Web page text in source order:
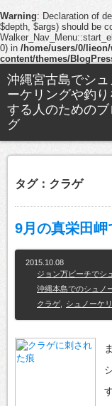
Warning: Declaration of
$depth, $args) should be
0) in /home/users/0/
content/themes/
沖縄宮古島でシュ
ーケリングや釣り
する人のためのブ
グ
タグ：クラゲ
9月の真栄田
2015.10.08
ジョン万ビーチでシ
沖縄本島でのシュノ
クラゲ, シュノーケ